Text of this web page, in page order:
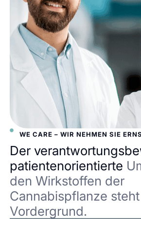
WE CARE – WIR NEHMEN SIE
Der
patientenorientierte
den Wirkstoffen der
Cannabispflanze
Vordergrund.